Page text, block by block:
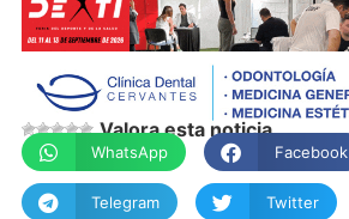
Valora esta noticia
WhatsApp Facebook
Telegram Twitter